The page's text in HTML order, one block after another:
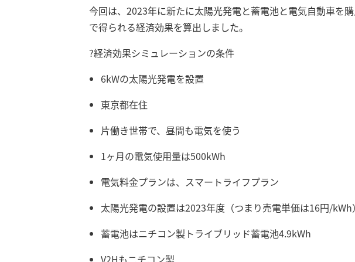
今回は、2023年に新たに太陽光発電と蓄電池と電気自動車を
で得られる経済効果を算出しました。
?経済効果シミュレーションの条件
6kWの太陽光発電を設置
東京都在住
片働き世帯で、昼間も電気を使う
1ヶ月の電気使用量は500kWh
電気料金プランは、スマートライフプラン
太陽光発電の設置は2023年度（つまり売電単価は16円/kWh）
蓄電池はニチコン製トライブリッド蓄電池4.9kWh
V2Hもニチコン製